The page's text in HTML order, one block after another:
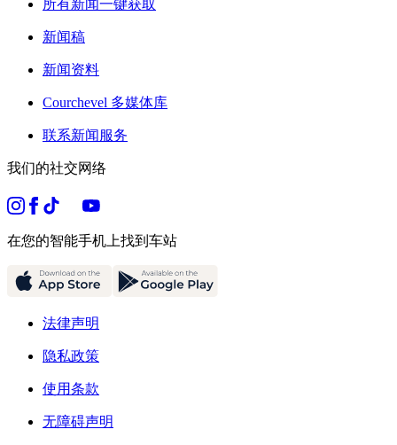
所有新闻一键获取
新闻稿
新闻资料
Courchevel 多媒体库
联系新闻服务
我们的社交网络
在您的智能手机上找到车站
法律声明
隐私政策
使用条款
无障碍声明